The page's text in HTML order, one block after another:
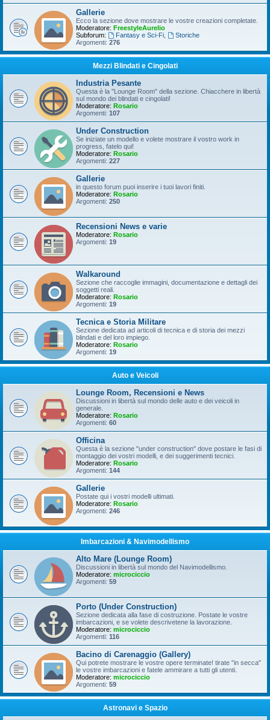
Gallerie
Ecco la sezione dove mostrare le vostre creazioni completate.
Moderatore: FreestyleAurelio
Subforum:
Fantasy e Sci-Fi,
Storiche
Argomenti: 276
Mezzi Blindati e Cingolati
Industria Pesante
Questa è la "Lounge Room" della sezione. Chiacchere in libertà
sul mondo dei blindati e cingolati!
Moderatore: Rosario
Argomenti: 107
Under Construction
Se iniziate un modello e volete mostrare il vostro work in
progress, fatelo qui!
Moderatore: Rosario
Argomenti: 227
Gallerie
in questo forum puoi inserire i tuoi lavori finiti.
Moderatore: Rosario
Argomenti: 250
Recensioni News e varie
Moderatore: Rosario
Argomenti: 19
Walkaround
Sezione che raccoglie immagini, documentazione e dettagli dei
soggetti reali.
Moderatore: Rosario
Argomenti: 19
Tecnica e Storia Militare
Sezione dedicata ad articoli di tecnica e di storia dei mezzi
blindati e del loro impiego.
Moderatore: Rosario
Argomenti: 19
Auto e Veicoli
Lounge Room, Recensioni e News
Discussioni in libertà sul mondo delle auto e dei veicoli in
generale.
Moderatore: Rosario
Argomenti: 60
Officina
Questa è la sezione "under construction" dove postare le fasi di
montaggio dei vostri modelli, e dei suggerimenti tecnici.
Moderatore: Rosario
Argomenti: 144
Gallerie
Postate qui i vostri modelli ultimati.
Moderatore: Rosario
Argomenti: 246
Imbarcazioni & Navimodellismo
Alto Mare (Lounge Room)
Discussioni in libertà sul mondo del Navimodellismo.
Moderatore: microciccio
Argomenti: 59
Porto (Under Construction)
Sezione dedicata alla fase di costruzione. Postate le vostre
imbarcazioni, e se volete descrivetene la lavorazione.
Moderatore: microciccio
Argomenti: 116
Bacino di Carenaggio (Gallery)
Qui potrete mostrare le vostre opere terminate! tirate "in secca"
le vostre imbarcazioni e fatele ammirare a tutti gli utenti.
Moderatore: microciccio
Argomenti: 59
Astronavi e Spazio